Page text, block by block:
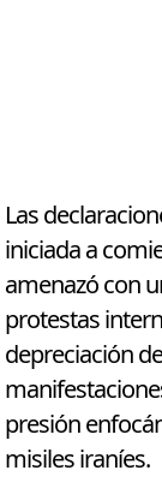
Las
iniciada a
amenazó con
protestas
depreciación
presión
misiles iraníes.